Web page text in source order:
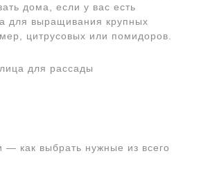
дома, если у вас есть
для выращивания крупных
цитрусовых или помидоров.
как выбрать нужные из всего